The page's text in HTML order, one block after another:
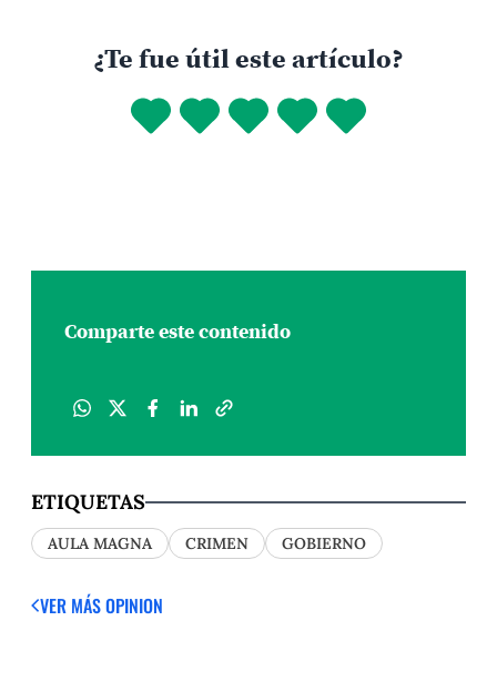
del Consejo Directivo del Consejo Fiscal.
Asimismo, ha sido miembro del directorio de la
Superintendencia Nacional […]
¿Te fue útil este artículo?
Comparte este contenido
ETIQUETAS
AULA MAGNA CRIMEN GOBIERNO
VER MÁS OPINION